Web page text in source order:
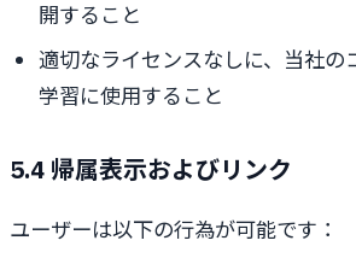
開すること
適切なライセンスなしに、当社の
学習に使用すること
5.4 帰属表示およびリンク
ユーザーは以下の行為が可能です：